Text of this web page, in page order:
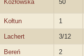
Kozłowska 50
Kołtun 1
Lachert 3/12
Bereń 2